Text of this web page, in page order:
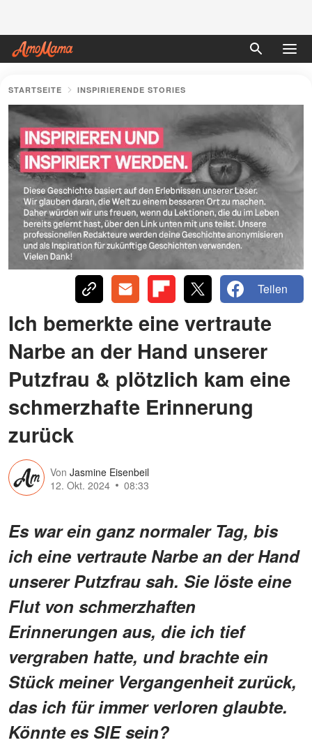
STARTSEITE INSPIRIERENDE STORIES
Teilen
Ich bemerkte eine vertraute
Narbe an der Hand unserer
Putzfrau & plötzlich kam eine
schmerzhafte Erinnerung
zurück
Von Jasmine Eisenbeil
12. Okt. 2024
08:33
Es war ein ganz normaler Tag, bis
ich eine vertraute Narbe an der Hand
unserer Putzfrau sah. Sie löste eine
Flut von schmerzhaften
Erinnerungen aus, die ich tief
vergraben hatte, und brachte ein
Stück meiner Vergangenheit zurück,
das ich für immer verloren glaubte.
Könnte es SIE sein?